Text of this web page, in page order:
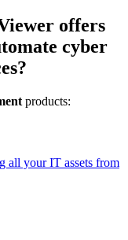
offers
cyber
products:
all your IT assets from